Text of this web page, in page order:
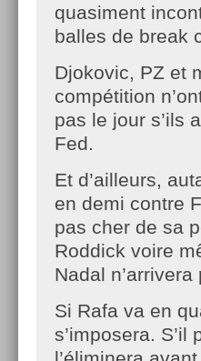
quasiment
balles de break
Djokovic, PZ et
compétition
pas le jour s’ils
Fed.
Et d’ailleurs,
en demi contre
pas cher de sa
Roddick voire
Nadal
Si Rafa va en
s’imposera.